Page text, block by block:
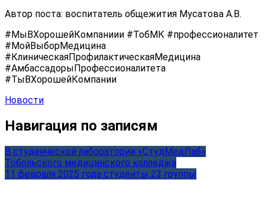
Автор поста: воспитатель общежития Мусатова А.В.
#МыВХорошейКомпаниии #ТобМК #профессионалитет
#МойВыборМедицина
#КлиническаяПрофилактическаяМедицина
#АмбассадорыПрофессионалитета
#ТыВХорошейКомпании
Новости
Навигация по записям
В студенческой лаборатории «СтудМедЛаб»
Тобольского медицинского колледжа
11 февраля 2025 года студенты 23 группы